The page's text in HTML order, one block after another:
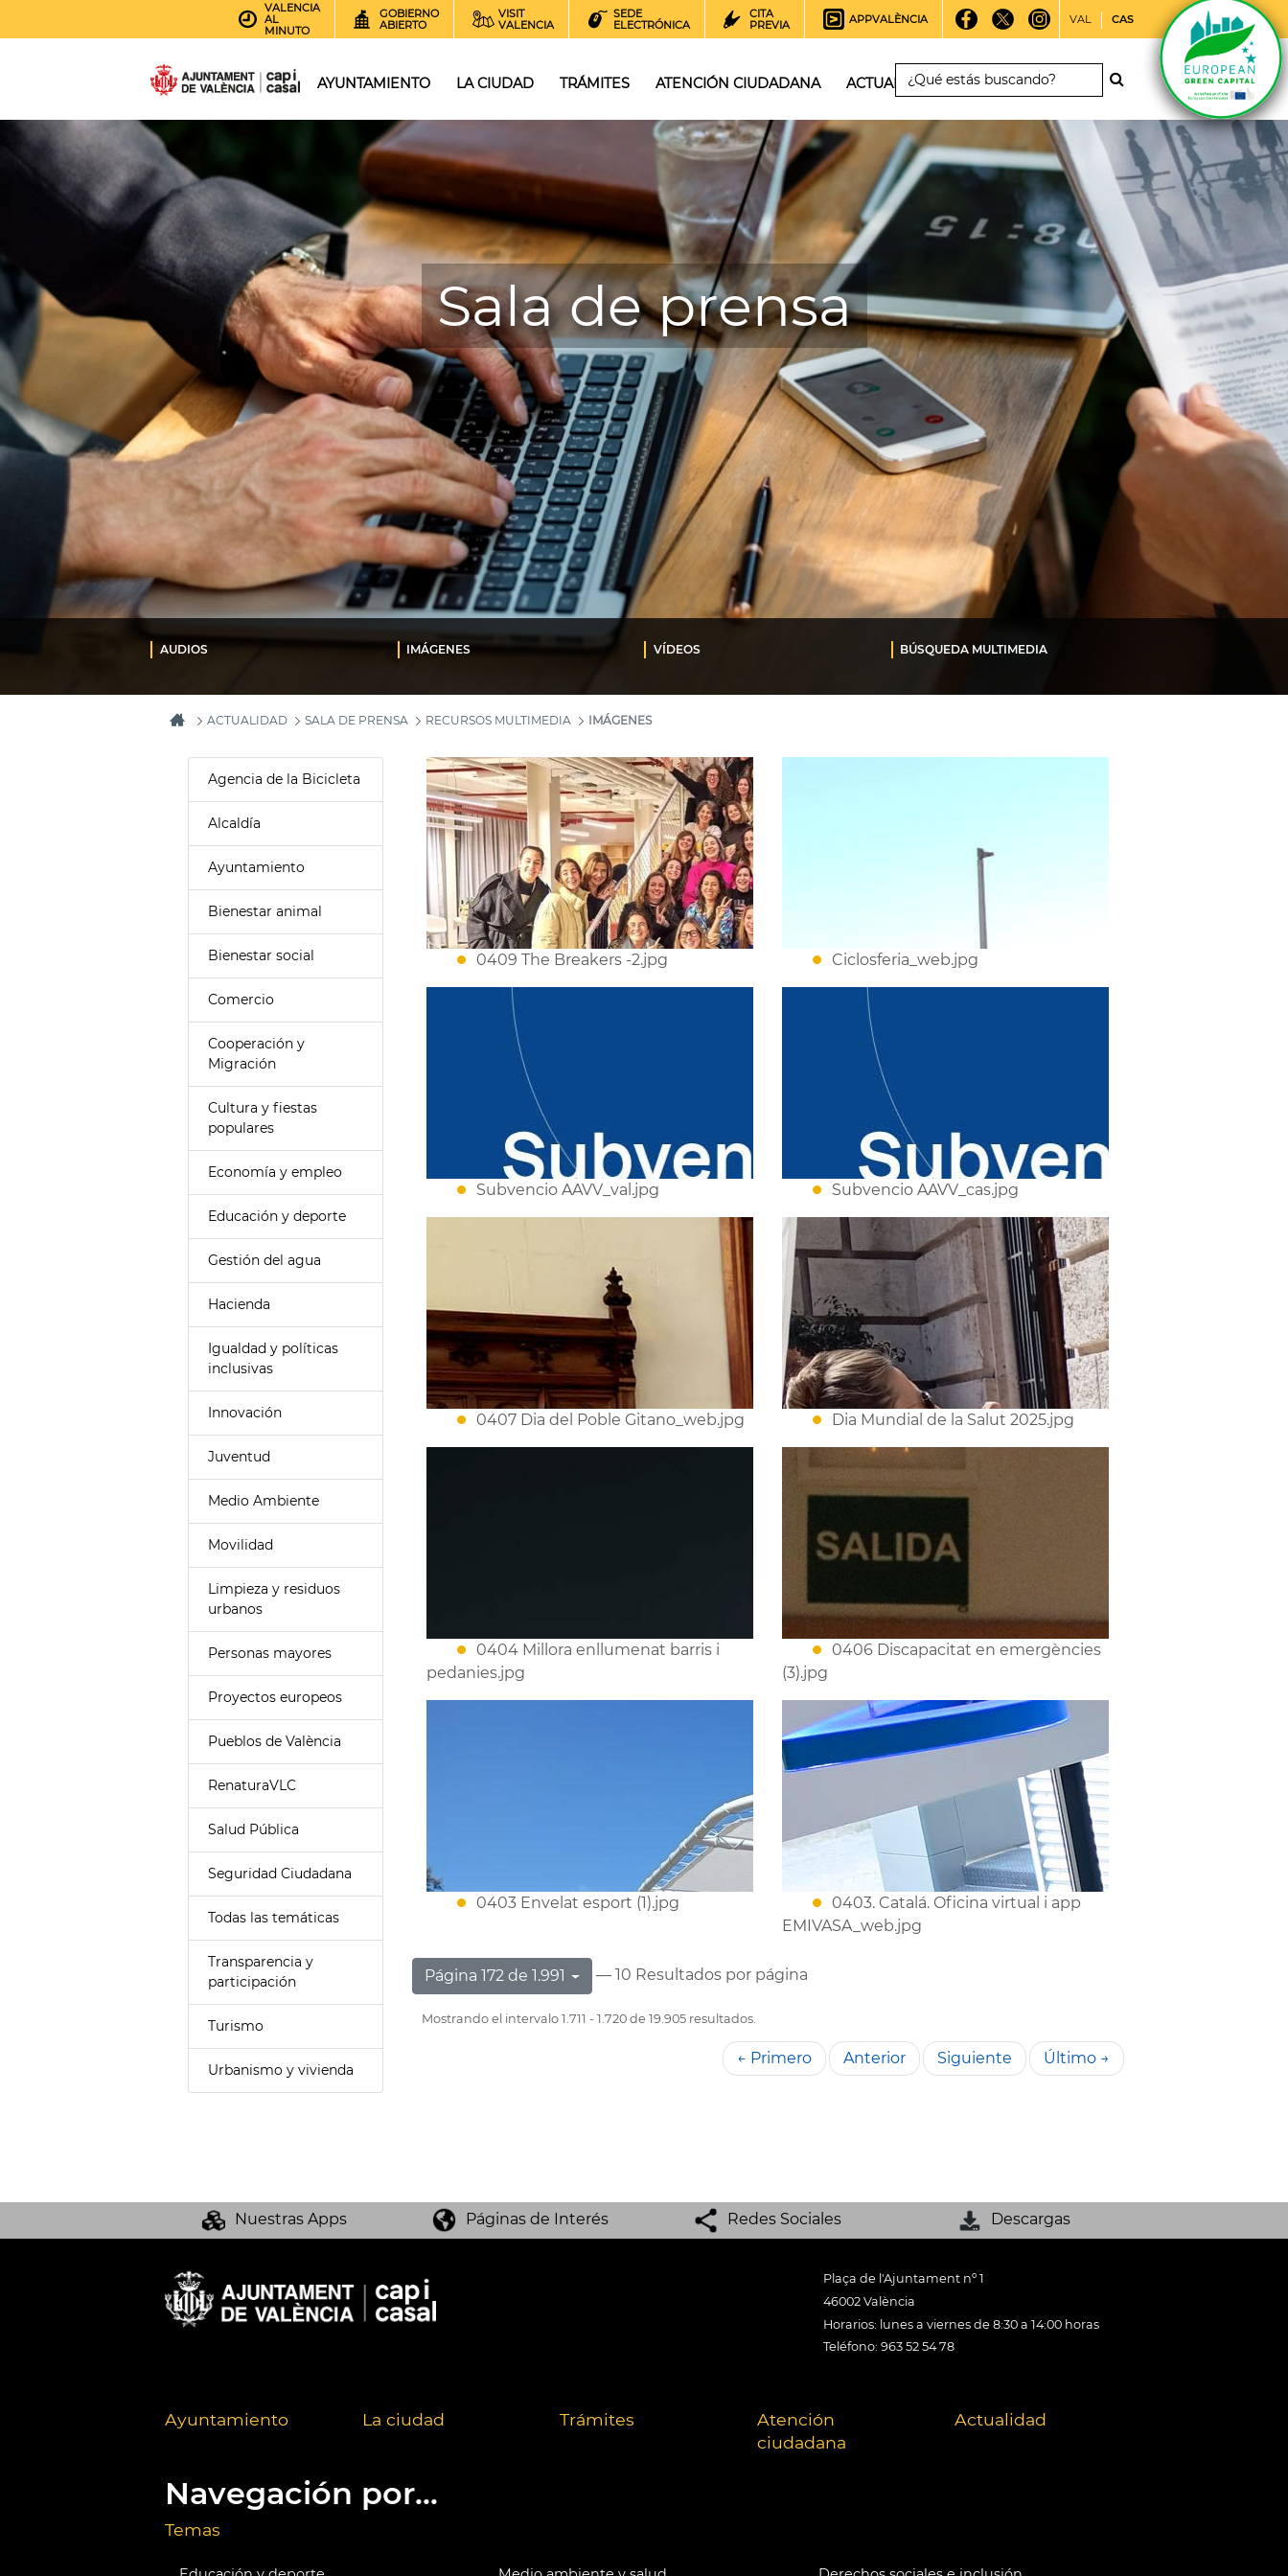
VALENCIA
AL
MINUTO
GOBIERNO
ABIERTO
VISIT
VALENCIA
SEDE
ELECTRÓNICA
CITA
PREVIA
APPVALÈNCIA VAL CAS
AYUNTAMIENTO LA CIUDAD TRÁMITES ATENCIÓN CIUDADANA ACTUALIDAD
Sala de prensa
AUDIOS IMÁGENES VÍDEOS BÚSQUEDA MULTIMEDIA
ACTUALIDAD SALA DE PRENSA RECURSOS MULTIMEDIA IMÁGENES
Agencia de la Bicicleta
Alcaldía
Ayuntamiento
Bienestar animal
Bienestar social
Comercio
Cooperación y
Migración
Cultura y fiestas
populares
Economía y empleo
Educación y deporte
Gestión del agua
Hacienda
Igualdad y políticas
inclusivas
Innovación
Juventud
Medio Ambiente
Movilidad
Limpieza y residuos
urbanos
Personas mayores
Proyectos europeos
Pueblos de València
RenaturaVLC
Salud Pública
Seguridad Ciudadana
Todas las temáticas
Transparencia y
participación
Turismo
Urbanismo y vivienda
0409 The Breakers -2.jpg Ciclosferia_web.jpg
Subvencio AAVV_val.jpg Subvencio AAVV_cas.jpg
0407 Dia del Poble Gitano_web.jpg Dia Mundial de la Salut 2025.jpg
0404 Millora enllumenat barris i
pedanies.jpg
0406 Discapacitat en emergències
(3).jpg
0403 Envelat esport (1).jpg
0403. Catalá. Oficina virtual i app
EMIVASA_web.jpg
Página 172 de 1.991 — 10 Resultados por página
Mostrando el intervalo 1.711 - 1.720 de 19.905 resultados.
← Primero Anterior Siguiente Último →
Nuestras Apps Páginas de Interés Redes Sociales Descargas
Plaça de l'Ajuntament nº 1
46002 València
Horarios: lunes a viernes de 8:30 a 14:00 horas
Teléfono: 963 52 54 78
Ayuntamiento La ciudad Trámites
Atención
ciudadana
Actualidad
Navegación por...
Temas